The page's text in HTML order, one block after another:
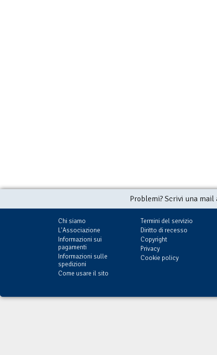
Problemi? Scrivi una
Chi siamo
L'Associazione
Informazioni sui
pagamenti
Informazioni sulle
spedizioni
Come usare il sito
Termini del servizio
Diritto di recesso
Copyright
Privacy
Cookie policy